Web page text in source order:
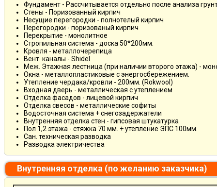
Фундамент - Рассчитывается отдельно после анализа
Стены - Поризованный кирпич
Несущие перегородки - полнотелый кирпич
Перегородки - поризованый кирпич
Перекрытие - монолитное
Стропильная система - доска 50*200мм.
Кровля - металлочерепица
Вент. каналы - Shidel
Меж. Этажная лестница (при наличии второго этажа) -
Окна - металлопластиковые с энергосбережением.
Утепление чердака/кровли - 200мм. (Rokwool)
Входная дверь - металлическая с утеплением
Отделка фасадов - лицевой кирпич
Отделка свесов - металлические софиты
Водосточная система + снегозадержатели
Внутренняя отделка стен - гипсовая штукатурка
Пол 1,2 этажа - стяжка 70 мм. + утепление ЭПС 100мм.
Сан. техническая разводка
Разводка электричества
Внутренняя отделка (по желанию заказчика)